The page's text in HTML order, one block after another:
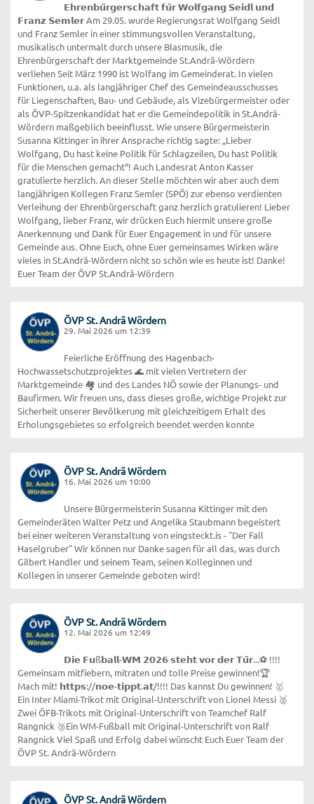
𝗘𝗵𝗿𝗲𝗻𝗯𝘂̈𝗿𝗴𝗲𝗿𝘀𝗰𝗵𝗮𝗳𝘁 𝗳𝘂̈𝗿 𝗪𝗼𝗹𝗳𝗴𝗮𝗻𝗴 𝗦𝗲𝗶𝗱𝗹 𝘂𝗻𝗱
𝗙𝗿𝗮𝗻𝘇 𝗦𝗲𝗺𝗹𝗲𝗿 Am 29.05. wurde Regierungsrat Wolfgang Seidl
und Franz Semler in einer stimmungsvollen Veranstaltung,
musikalisch untermalt durch unsere Blasmusik, die
Ehrenbürgerschaft der Marktgemeinde St.Andrä-Wördern
verliehen Seit März 1990 ist Wolfang im Gemeinderat. In vielen
Funktionen, u.a. als langjähriger Chef des Gemeindeausschusses
für Liegenschaften, Bau- und Gebäude, als Vizebürgermeister oder
als ÖVP-Spitzenkandidat hat er die Gemeindepolitik in St.Andrä-
Wördern maßgeblich beeinflusst. Wie unsere Bürgermeisterin
Susanna Kittinger in ihrer Ansprache richtig sagte: „Lieber
Wolfgang, Du hast keine Politik für Schlagzeilen, Du hast Politik
für die Menschen gemacht“! Auch Landesrat Anton Kasser
gratulierte herzlich. An dieser Stelle möchten wir aber auch dem
langjährigen Kollegen Franz Semler (SPÖ) zur ebenso verdienten
Verleihung der Ehrenbürgerschaft ganz herzlich gratulieren! Lieber
Wolfgang, lieber Franz, wir drücken Euch hiermit unsere große
Anerkennung und Dank für Euer Engagement in und für unsere
Gemeinde aus. Ohne Euch, ohne Euer gemeinsames Wirken wäre
vieles in St.Andrä-Wördern nicht so schön wie es heute ist! Danke!
Euer Team der ÖVP St.Andrä-Wördern
ÖVP St. Andrä Wördern
29. Mai 2026 um 12:39
Feierliche Eröffnung des Hagenbach-
Hochwassetschutzprojektes 🌊 mit vielen Vertretern der
Marktgemeinde 🏘️ und des Landes NÖ sowie der Planungs- und
Baufirmen. Wir freuen uns, dass dieses große, wichtige Projekt zur
Sicherheit unserer Bevölkerung mit gleichzeitigem Erhalt des
Erholungsgebietes so erfolgreich beendet werden konnte
ÖVP St. Andrä Wördern
16. Mai 2026 um 10:00
Unsere Bürgermeisterin Susanna Kittinger mit den
Gemeinderäten Walter Petz und Angelika Staubmann begeistert
bei einer weiteren Veranstaltung von eingsteckt.is - "Der Fall
Haselgruber" Wir können nur Danke sagen für all das, was durch
Gilbert Handler und seinem Team, seinen Kolleginnen und
Kollegen in unserer Gemeinde geboten wird!
ÖVP St. Andrä Wördern
12. Mai 2026 um 12:49
𝗗𝗶𝗲 𝗙𝘂ß𝗯𝗮𝗹𝗹-𝗪𝗠 𝟮𝟬𝟮𝟲 𝘀𝘁𝗲𝗵𝘁 𝘃𝗼𝗿 𝗱𝗲𝗿 𝗧𝘂̈𝗿...⚽ !!!!
Gemeinsam mitfiebern, mitraten und tolle Preise gewinnen!🏆
Mach mit! 𝗵𝘁𝘁𝗽𝘀://𝗻𝗼𝗲-𝘁𝗶𝗽𝗽𝘁.𝗮𝘁/!!!! Das kannst Du gewinnen! 🥇
Ein Inter Miami-Trikot mit Original-Unterschrift von Lionel Messi 🥈
Zwei ÖFB-Trikots mit Original-Unterschrift von Teamchef Ralf
Rangnick 🥉Ein WM-Fußball mit Original-Unterschrift von Ralf
Rangnick Viel Spaß und Erfolg dabei wünscht Euch Euer Team der
ÖVP St. Andrä-Wördern
ÖVP St. Andrä Wördern